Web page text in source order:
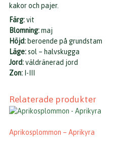
kakor och pajer.
Färg:vit
Blomning:maj
Höjd: beroende på grundstam
Läge:sol – halvskugga
Jord:väldränerad jord
Zon: I-III
Relaterade produkter
Aprikosplommon – Aprikyra